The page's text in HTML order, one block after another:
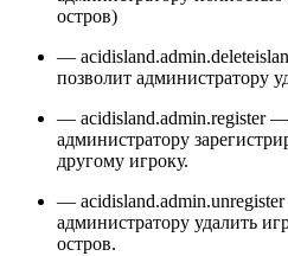
остров)
—
позволит администратору
— acidisland.admin.register —
администратору
другому игроку.
—
администратору удалить
остров.